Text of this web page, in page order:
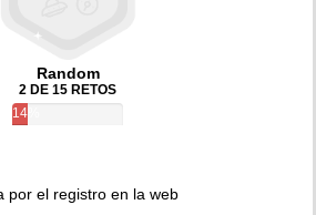
Random
2 DE 15 RETOS
14%
por el registro en la web